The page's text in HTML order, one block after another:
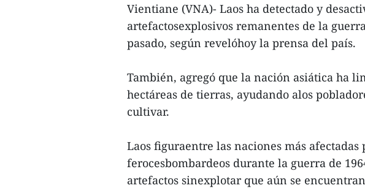
Vientiane (VNA)- Laos ha detectado y
artefactosexplosivos remanentes de la
pasado, según revelóhoy la prensa del país.
También, agregó que la nación asiática ha
hectáreas de tierras, ayudando alos
cultivar.
Laos figuraentre las naciones más afectadas
ferocesbombardeos durante la guerra de
artefactos sinexplotar que aún se